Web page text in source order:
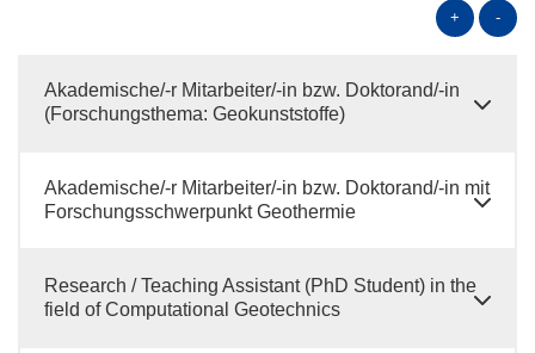
+ -
Akademische/-r Mitarbeiter/-in bzw. Doktorand/-in
(Forschungsthema: Geokunststoffe)
Akademische/-r Mitarbeiter/-in bzw. Doktorand/-in mit
Forschungsschwerpunkt Geothermie
Research / Teaching Assistant (PhD Student) in the
field of Computational Geotechnics